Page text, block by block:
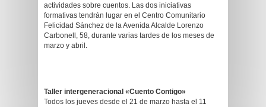
actividades sobre cuentos. Las dos iniciativas
formativas tendrán lugar en el Centro Comunitario
Felicidad Sánchez de la Avenida Alcalde Lorenzo
Carbonell, 58, durante varias tardes de los meses de
marzo y abril.
Taller intergeneracional «Cuento Contigo»
Todos los jueves desde el 21 de marzo hasta el 11